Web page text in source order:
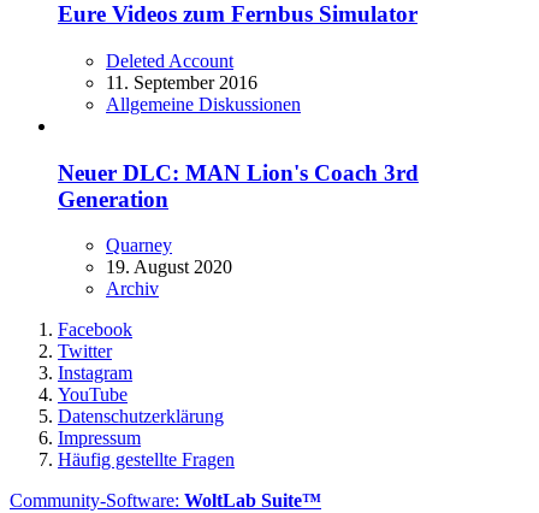
Eure Videos zum Fernbus Simulator
Deleted Account
11. September 2016
Allgemeine Diskussionen
Neuer DLC: MAN Lion's Coach 3rd
Generation
Quarney
19. August 2020
Archiv
Facebook
Twitter
Instagram
YouTube
Datenschutzerklärung
Impressum
Häufig gestellte Fragen
Community-Software: WoltLab Suite™